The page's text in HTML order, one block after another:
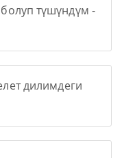
түшүндүм -
дилимдеги